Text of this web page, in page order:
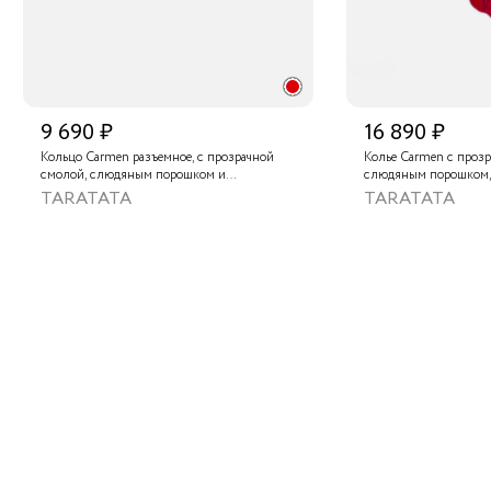
9 690 ₽
Кольцо Carmen разъемное, с прозрачной
смолой, слюдяным порошком и
тонированным агатом
TARATATA
16 890 ₽
Колье Carmen с
слюдяным
песчаником,
золотистым
TARATATA